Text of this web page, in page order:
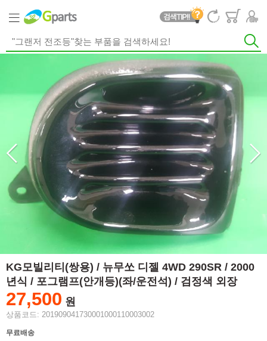
KG모빌리티(쌍용) / 뉴무쏘 디젤 4WD 290SR / 2000
년식 / 포그램프(안개등)(좌/운전석) / 검정색 외장
27,500 원
상품코드: 201909041730001000110003002
무료배송